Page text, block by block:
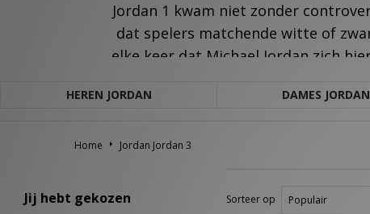
Jordan 1 kwam niet zonder
dat spelers matchende witte of
elke keer dat Michael Jordan zich
HEREN JORDAN DAMES JORDAN
Home Jordan Jordan 3
Jij hebt gekozen Sorteer op